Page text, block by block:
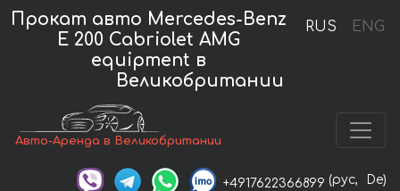
RUS ENG
Прокат авто Mercedes-Benz
E 200 Cabriolet AMG
equipment в
Великобритании
Авто-Аренда в Великобритании
+4917622366899 (рус, De)